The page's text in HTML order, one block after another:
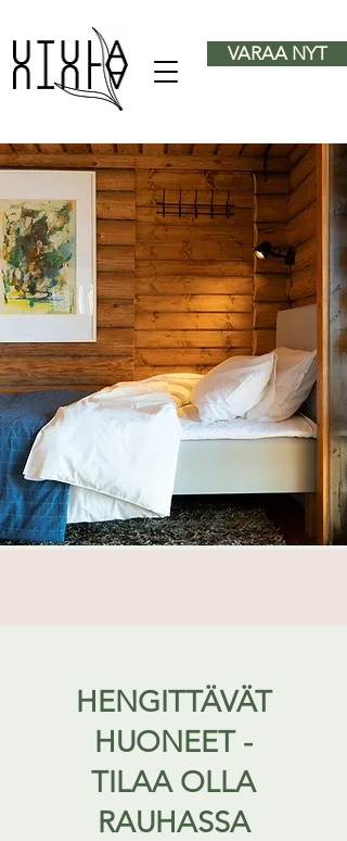
VARAA NYT
HENGITTÄVÄT
HUONEET -
TILAA OLLA
RAUHASSA